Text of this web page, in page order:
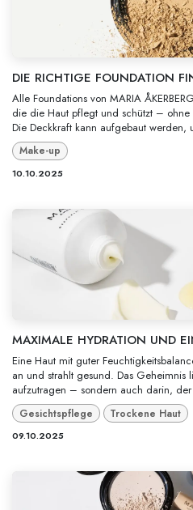
DIE RICHTIGE FOUNDATION
Alle Foundations von MARIA
die die Haut pflegt und schützt – ohne
Die Deckkraft kann aufgebaut werden,
Make-up
10.10.2025
MAXIMALE HYDRATION UND
Eine Haut mit guter
an und strahlt gesund. Das
aufzutragen – sondern auch darin,
Gesichtspflege Trockene Haut
09.10.2025